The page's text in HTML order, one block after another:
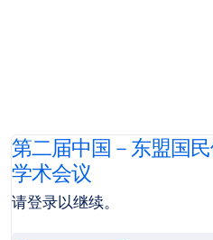
第二届中国－东盟国
学术会议
请登录以继续。